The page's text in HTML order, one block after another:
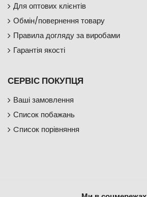
Для оптових клієнтів
Обмін/повернення товару
Правила догляду за виробами
Гарантія якості
СЕРВІС ПОКУПЦЯ
Ваші замовлення
Список побажань
Cписок порівняння